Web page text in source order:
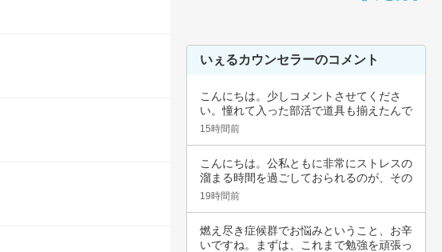
いぇるカウンセラーのコメント
こんにちは。少しコメントさせてくださ
い。憧れて入った部活で道具も揃えたんで
すよね。頑…
15時間前
こんにちは。公私ともに非常にストレスの
溜まる時間を過ごしておられるのが、その
辛さと共…
19時間前
燃え尽き症候群でお悩みということ、お辛
いですね。まずは、これまで勉強を頑張っ